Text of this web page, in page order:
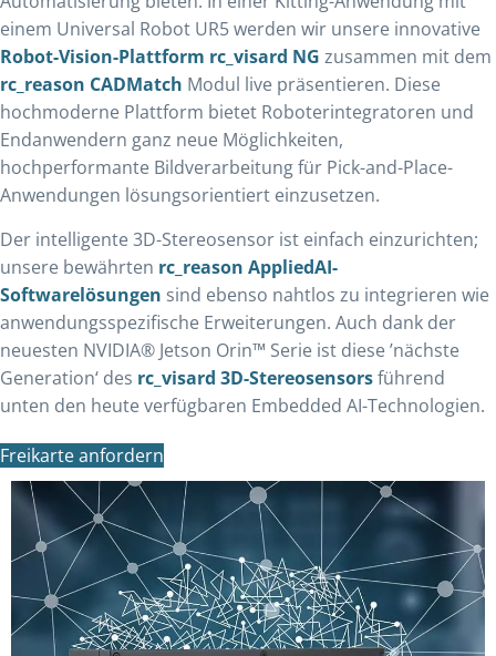
einem Universal Robot UR5 werden wir unsere innovative
Robot-Vision-Plattform rc_visard NG zusammen mit dem
rc_reason CADMatch Modul live präsentieren. Diese
hochmoderne Plattform bietet Roboterintegratoren und
Endanwendern ganz neue Möglichkeiten,
hochperformante Bildverarbeitung für Pick-and-Place-
Anwendungen lösungsorientiert einzusetzen.
Der intelligente 3D-Stereosensor ist einfach einzurichten;
unsere bewährten rc_reason AppliedAI-
Softwarelösungen sind ebenso nahtlos zu integrieren wie
anwendungsspezifische Erweiterungen. Auch dank der
neuesten NVIDIA® Jetson Orin™ Serie ist diese ’nächste
Generation‘ des rc_visard 3D-Stereosensorsführend
unten den heute verfügbaren Embedded AI-Technologien.
Freikarte anfordern